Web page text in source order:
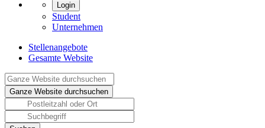
Login
Student
Unternehmen
Stellenangebote
Gesamte Website